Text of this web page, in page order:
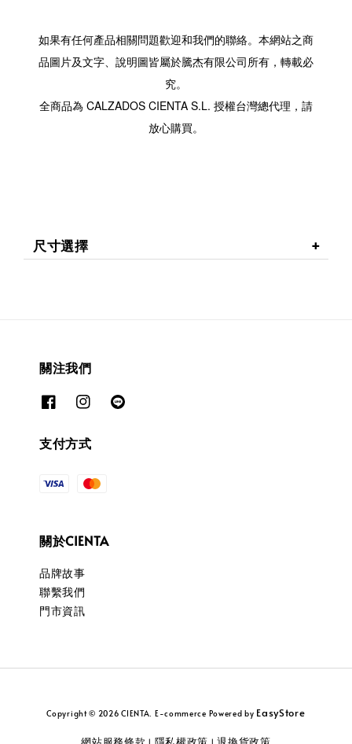
如果有任何產品相關問題歡迎和我們的聯絡。本網站之商
品圖片及文字、說明圖皆屬於騰杰有限公司所有，轉載必
究。
全商品為 CALZADOS CIENTA S.L. 授權台灣總代理，請
放心購買。
尺寸選擇
關注我們
支付方式
關於CIENTA
品牌故事
聯繫我們
門市資訊
Copyright © 2026 CIENTA. E-commerce Powered by EasyStore